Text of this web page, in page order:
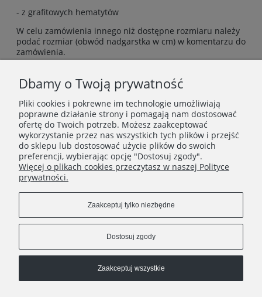
- z grafitowych hematytów
W celu zamówienia innego niż dostępne rozmiaru należy
podać rozmiar (obwód nadgarstka w cm) w komentarzu do
zamówienia.
Możliwość zamówienia bransoletki z innymi kamieniami -
zapraszam do kontaktu!
INFORMACJE
O FIRMIE
Dbamy o Twoją prywatność
Pliki cookies i pokrewne im technologie umożliwiają
poprawne działanie strony i pomagają nam dostosować
ofertę do Twoich potrzeb. Możesz zaakceptować
wykorzystanie przez nas wszystkich tych plików i przejść
do sklepu lub dostosować użycie plików do swoich
preferencji, wybierając opcję "Dostosuj zgody".
Więcej o plikach cookies przeczytasz w naszej Polityce
prywatności.
Zaakceptuj tylko niezbędne
Dostosuj zgody
Zaakceptuj wszystkie